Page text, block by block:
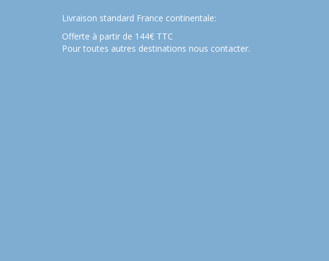
Livraison standard France continentale:
Offerte à partir de 144€ TTC
Pour toutes autres destinations nous contacter.
…